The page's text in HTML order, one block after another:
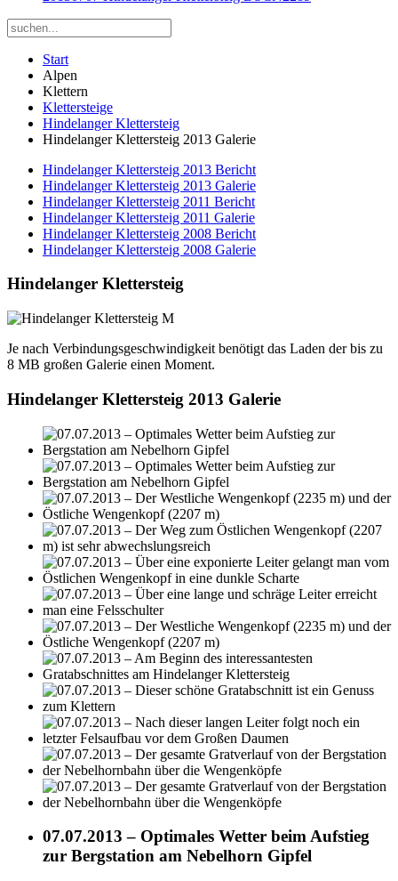
Start
Alpen
Klettern
Klettersteige
Hindelanger Klettersteig
Hindelanger Klettersteig 2013 Galerie
Hindelanger Klettersteig 2013 Bericht
Hindelanger Klettersteig 2013 Galerie
Hindelanger Klettersteig 2011 Bericht
Hindelanger Klettersteig 2011 Galerie
Hindelanger Klettersteig 2008 Bericht
Hindelanger Klettersteig 2008 Galerie
Hindelanger Klettersteig
Je nach Verbindungsgeschwindigkeit benötigt das Laden der bis zu
8 MB großen Galerie einen Moment.
Hindelanger Klettersteig 2013 Galerie
07.07.2013 – Optimales Wetter beim Aufstieg
zur Bergstation am Nebelhorn Gipfel